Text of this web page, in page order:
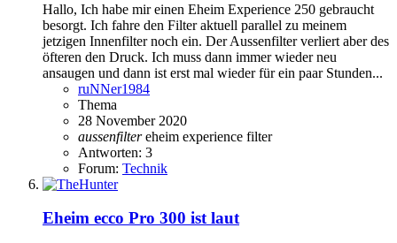
Hallo, Ich habe mir einen Eheim Experience 250 gebraucht
besorgt. Ich fahre den Filter aktuell parallel zu meinem
jetzigen Innenfilter noch ein. Der Aussenfilter verliert aber des
öfteren den Druck. Ich muss dann immer wieder neu
ansaugen und dann ist erst mal wieder für ein paar Stunden...
ruNNer1984
Thema
28 November 2020
aussenfilter eheim experience filter
Antworten: 3
Forum: Technik
Eheim ecco Pro 300 ist laut